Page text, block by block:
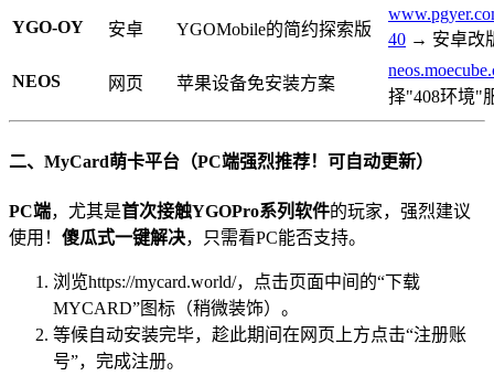
YGO-OY 安卓 YGOMobile的简约探索版
40 → 安卓改
NEOS 网页 苹果设备免安装方案
择"408环境"
二、MyCard萌卡平台（PC端强烈推荐！可自动更新）
PC端，尤其是首次接触YGOPro系列软件的玩家，强烈建议
使用！ 傻瓜式一键解决，只需看PC能否支持。
浏览https://mycard.world/，点击页面中间的“下载
MYCARD”图标（稍微装饰）。
等候自动安装完毕，趁此期间在网页上方点击“注册账
号”，完成注册。